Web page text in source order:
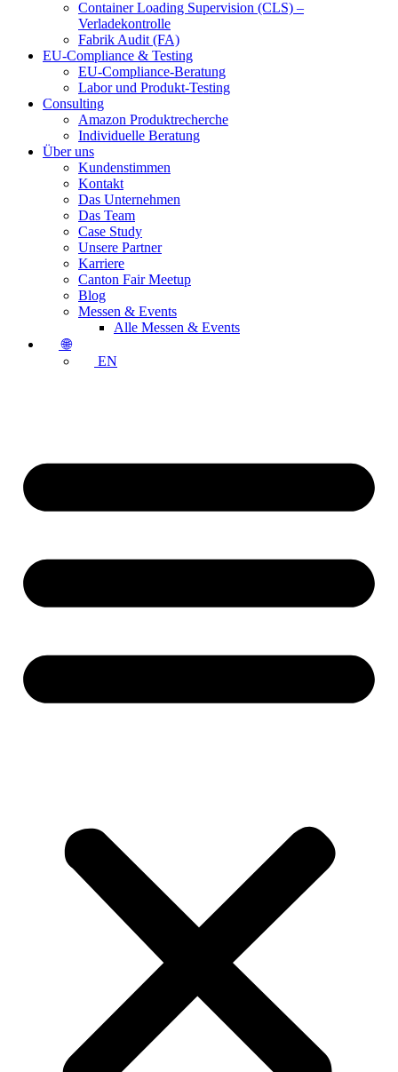
Container Loading Supervision (CLS) –
Verladekontrolle
Fabrik Audit (FA)
EU-Compliance & Testing
EU-Compliance-Beratung
Labor und Produkt-Testing
Consulting
Amazon Produktrecherche
Individuelle Beratung
Über uns
Kundenstimmen
Kontakt
Das Unternehmen
Das Team
Case Study
Unsere Partner
Karriere
Canton Fair Meetup
Blog
Messen & Events
Alle Messen & Events
🌐
EN